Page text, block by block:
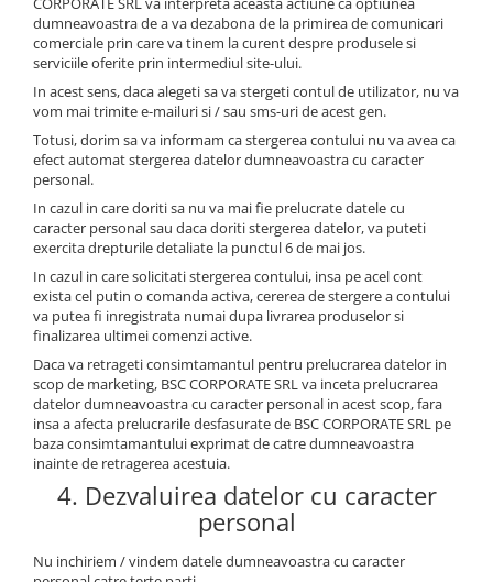
dumneavoastra de a va dezabona de la primirea de comunicari
comerciale prin care va tinem la curent despre produsele si
serviciile oferite prin intermediul site-ului.
In acest sens, daca alegeti sa va stergeti contul de utilizator, nu va
vom mai trimite e-mailuri si / sau sms-uri de acest gen.
Totusi, dorim sa va informam ca stergerea contului nu va avea ca
efect automat stergerea datelor dumneavoastra cu caracter
personal.
In cazul in care doriti sa nu va mai fie prelucrate datele cu
caracter personal sau daca doriti stergerea datelor, va puteti
exercita drepturile detaliate la punctul 6 de mai jos.
In cazul in care solicitati stergerea contului, insa pe acel cont
exista cel putin o comanda activa, cererea de stergere a contului
va putea fi inregistrata numai dupa livrarea produselor si
finalizarea ultimei comenzi active.
Daca va retrageti consimtamantul pentru prelucrarea datelor in
scop de marketing, BSC CORPORATE SRL va inceta prelucrarea
datelor dumneavoastra cu caracter personal in acest scop, fara
insa a afecta prelucrarile desfasurate de BSC CORPORATE SRL pe
baza consimtamantului exprimat de catre dumneavoastra
inainte de retragerea acestuia.
4. Dezvaluirea datelor cu caracter
personal
Nu inchiriem / vindem datele dumneavoastra cu caracter